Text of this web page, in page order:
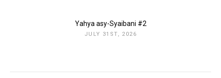
Yahya asy-Syaibani #2
JULY 31ST, 2026